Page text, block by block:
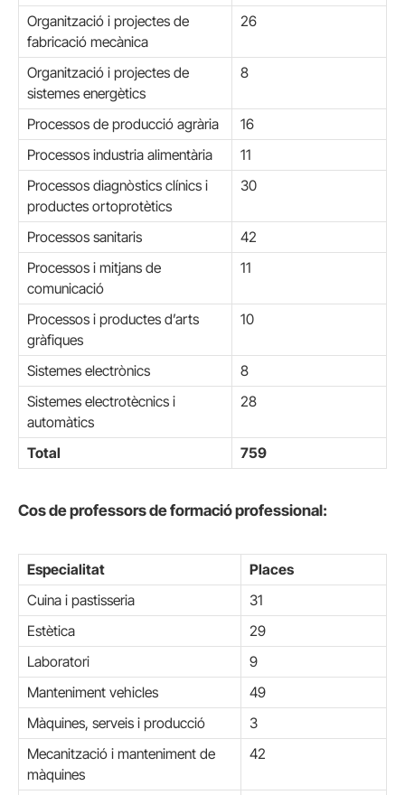
Organització i projectes de
fabricació mecànica
26
Organització i projectes de
sistemes energètics
8
Processos de producció agrària
16
Processos industria alimentària
11
Processos diagnòstics clínics i
productes ortoprotètics
30
Processos sanitaris
42
Processos i mitjans de
comunicació
11
Processos i productes d’arts
gràfiques
10
Sistemes electrònics
8
Sistemes electrotècnics i
automàtics
28
Total 759
Cos de professors de formació professional:
Especialitat
Places
Cuina i pastisseria
31
Estètica
29
Laboratori
9
Manteniment vehicles
49
Màquines, serveis i producció
3
Mecanització i manteniment de
màquines
42